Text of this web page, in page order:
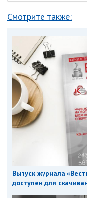
Смотрите также:
Выпуск журнала
доступен для